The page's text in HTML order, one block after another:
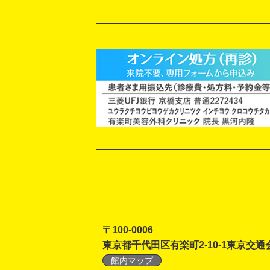
〒100-0006
東京都千代田区有楽町2-10-1東京交通
館内マップ